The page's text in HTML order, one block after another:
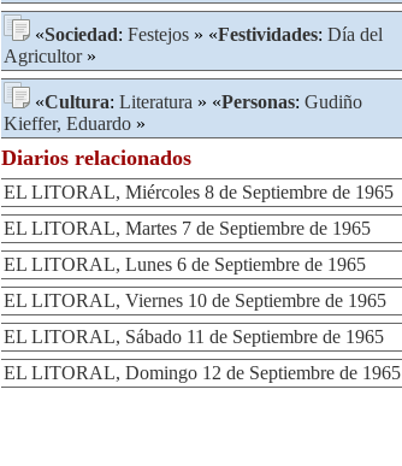
«Sociedad: Festejos » «Festividades: Día del
Agricultor»
«Cultura: Literatura » «Personas: Gudiño
Kieffer, Eduardo »
Diarios relacionados
EL LITORAL, Miércoles 8 de Septiembre de 1965
EL LITORAL, Martes 7 de Septiembre de 1965
EL LITORAL, Lunes 6 de Septiembre de 1965
EL LITORAL, Viernes 10 de Septiembre de 1965
EL LITORAL, Sábado 11 de Septiembre de 1965
EL LITORAL, Domingo 12 de Septiembre de 1965